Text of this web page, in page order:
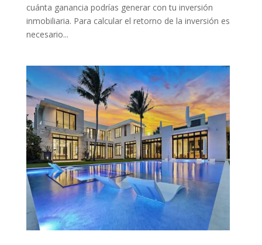
cuánta ganancia podrías generar con tu inversión
inmobiliaria. Para calcular el retorno de la inversión es
necesario...